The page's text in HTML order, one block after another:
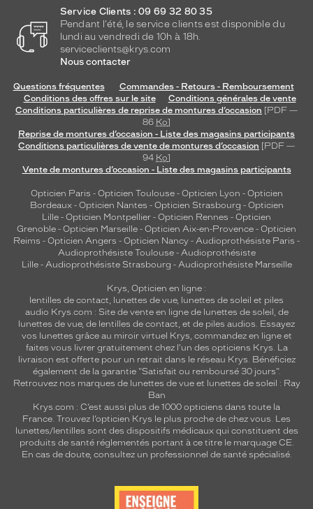
Service Clients : 09 69 32 80 35
Pendant l'été, le service clients est disponible du
lundi au vendredi de 10h à 18h.
serviceclients@krys.com
Nous contacter
Questions fréquentes
Commandes - Retours - Remboursement
Conditions des offres sur le site
Conditions générales de vente
Conditions particulières de reprise de montures d’occasion [PDF —
86 Ko]
Reprise de montures d’occasion - Liste des magasins participants
Conditions particulières de vente de montures d’occasion [PDF —
94 Ko]
Vente de montures d’occasion - Liste des magasins participants
Opticien Paris - Opticien Toulouse- Opticien Lyon - Opticien
Bordeaux- Opticien Nantes - Opticien Strasbourg - Opticien
Lille - Opticien Montpellier - Opticien Rennes - Opticien
Grenoble - Opticien Marseille - Opticien Aix-en-Provence - Opticien
Reims - Opticien Angers - Opticien Nancy - Audioprothésiste Paris -
Audioprothésiste Toulouse- Audioprothésiste
Lille- Audioprothésiste Strasbourg - Audioprothésiste Marseille
Krys, Opticien en ligne :
lentilles de contact lunettes de vue, lunettes de soleil et piles
audio Krys.com : Site de vente en ligne de lunettes de soleil, de
lunettes de vue, de lentilles de contact , et de piles audios. Essayez
vos lunettes grâce au miroir virtuel Krys, commandez en ligne et
faites vous livrer gratuitement chez l'un des opticiens Krys. La
livraison est offerte pour un retrait dans le réseau Krys. Bénéficiez
également de la garantie "Satisfait ou remboursé 30 jours".
Retrouvez nos marques de lunettes de vue et lunettes de soleil : Ray
Ban
Krys.com : C’est aussi plus de 1000 opticiens dans toute la
France. Trouvez l’opticien Krys le plus proche de chez vous . Les
lunettes/lentilles sont des dispositifs médicaux qui constituent des
produits de santé réglementés portant à ce titre le marquage CE.
En cas de doute, consultez un professionnel de santé spécialisé.